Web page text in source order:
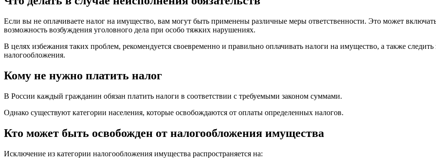
Если вы не оплачиваете налог на имущество, вам могут быть применены различные меры ответственности. Это может
возможность возбуждения уголовного дела при особо тяжких нарушениях.
В целях избежания таких проблем, рекомендуется своевременно и правильно оплачивать налоги на имущество, а также
налогообложения.
Кому не нужно платить налог
В России каждый гражданин обязан платить налоги в соответствии с требуемыми законом суммами.
Однако существуют категории населения, которые освобождаются от оплаты определенных налогов.
Кто может быть освобожден от налогообложения имущества
Исключение из категории налогообложения имущества распространяется на: